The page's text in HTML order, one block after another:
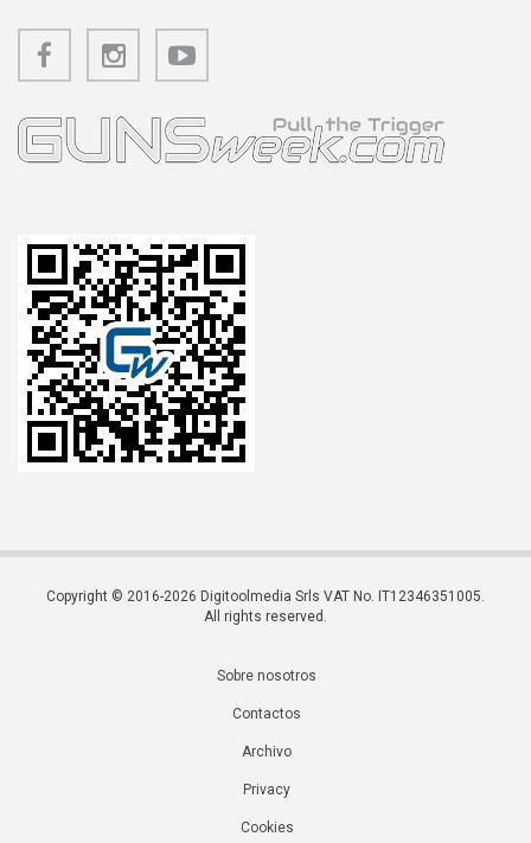
Copyright © 2016-2026 Digitoolmedia Srls VAT No. IT12346351005.
All rights reserved.
Sobre nosotros
Contactos
Archivo
Privacy
Cookies